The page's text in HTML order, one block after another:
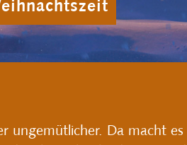
ungemütlicher. Da macht